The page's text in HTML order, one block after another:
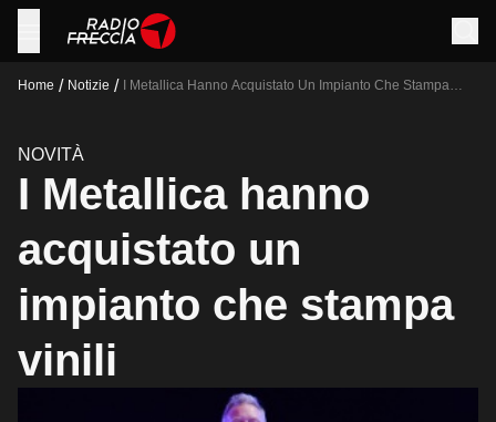
Home / Notizie /
I Metallica Hanno Acquistato Un Impianto Che Stampa
NOVITÀ
I Metallica hanno
acquistato un
impianto che stampa
vinili